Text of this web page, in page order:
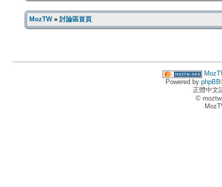
MozTW» 討論區首頁
Powered by phpBB
正體中文
©